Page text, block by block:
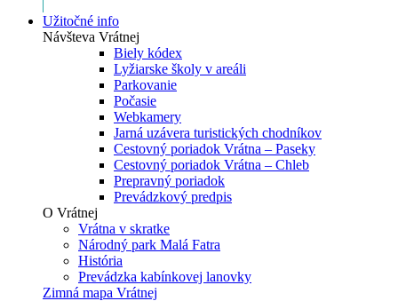
Užitočné info
Návšteva Vrátnej
Biely kódex
Lyžiarske školy v areáli
Parkovanie
Počasie
Webkamery
Jarná uzávera turistických chodníkov
Cestovný poriadok Vrátna – Paseky
Cestovný poriadok Vrátna – Chleb
Prepravný poriadok
Prevádzkový predpis
O Vrátnej
Vrátna v skratke
Národný park Malá Fatra
História
Prevádzka kabínkovej lanovky
Zimná mapa Vrátnej